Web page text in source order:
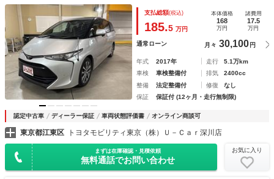
Ｄレコ 地デジ ＷＡＣ イモビライザー ＰＳ ＡＷ ダブ
ルエアバック ３列 ＡＢＳ ＤＶＤ再生可能 ＡＵＸ
支払総額(税込)
185.5 万円
本体価格
168
万円
諸費用
17.5
万円
通常ローン 月々 30,100 円
年式 2017年 走行
5.1万km
車検
車検整備付 排気
2400cc
整備
法定整備付 修復
なし
保証
保証付 (12ヶ月・走行無制限)
認定中古車 ディーラー保証 車両状態評価書 オンライン商談可
東京都江東区 トヨタモビリティ東京（株）Ｕ－Ｃａｒ深川店
まずは在庫確認・見積依頼
無料通話でお問い合わせ
お気に入り